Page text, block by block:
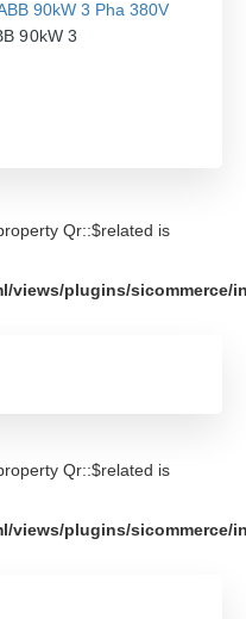
90kW 3
Qr::$related is
views/plugins/sicommerce/
Qr::$related is
views/plugins/sicommerce/